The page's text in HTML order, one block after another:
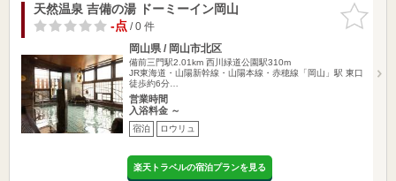
お気に入
りに追加
天然温泉 吉備の湯 ドーミーイン岡山
-点/ 0 件
岡山県 / 岡山市北区
備前三門駅2.01km 西川緑道公園駅310m
JR東海道・山陽新幹線・山陽本線・赤穂線「岡山」駅 東口
徒歩約6分…
営業時間
入浴料金 ～
宿泊 ロウリュ
楽天トラベルの宿泊プランを見る